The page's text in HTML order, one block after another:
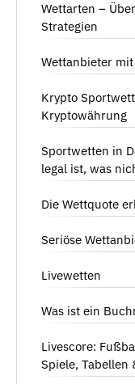
Wettarten –
Strategien
Wettanbieter
Krypto
Kryptowährung
Sportwetten in
legal ist, was
Die Wettquote
Seriöse
Livewetten
Was ist ein
Livescore:
Spiele, Tabellen